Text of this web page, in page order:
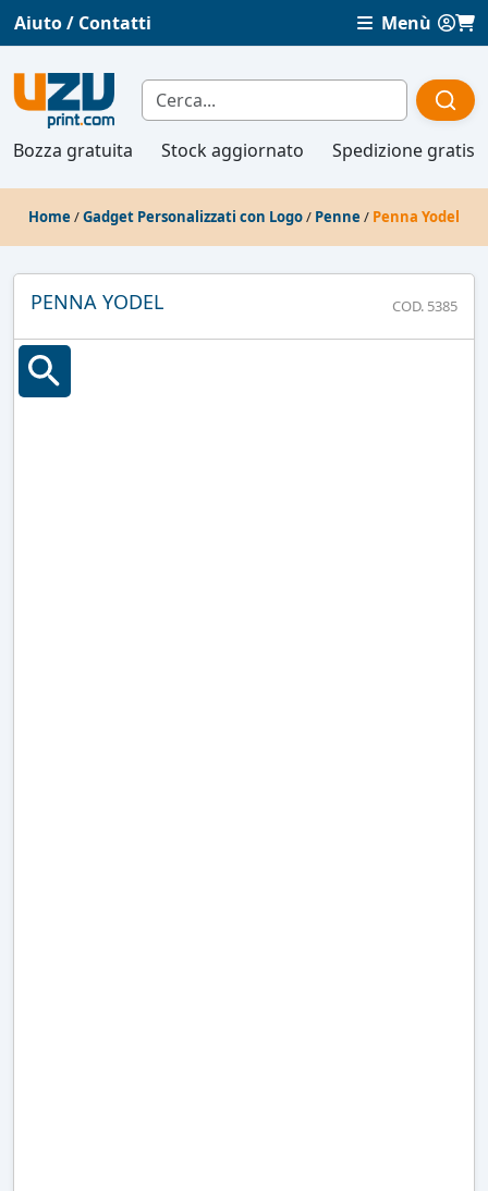
Aiuto / Contatti Menù
Bozza gratuita Stock aggiornato Spedizione gratis
Home /Gadget Personalizzati con Logo/ Penne / Penna Yodel
PENNA YODEL COD. 5385